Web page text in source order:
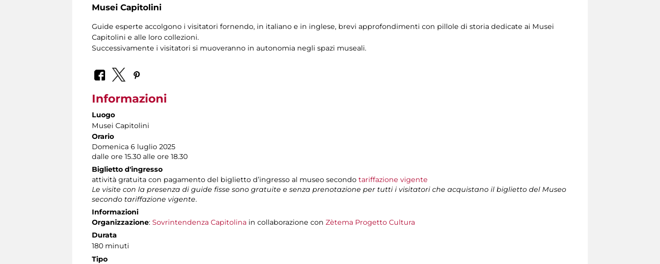
Musei Capitolini
Guide esperte accolgono i visitatori fornendo, in italiano e in inglese, brevi approfondimenti con pillole di storia dedicate ai Musei
Capitolini e alle loro collezioni.
Successivamente i visitatori si muoveranno in autonomia negli spazi museali.
Informazioni
Luogo
Musei Capitolini
Orario
Domenica 6 luglio 2025
dalle ore 15.30 alle ore 18.30
Biglietto d'ingresso
attività gratuita con pagamento del biglietto d’ingresso al museo secondo tariffazione vigente
Le visite con la presenza di guide fisse sono gratuite e senza prenotazione per tutti i visitatori che acquistano il biglietto del Museo
secondo tariffazione vigente.
Informazioni
Organizzazione: Sovrintendenza Capitolina in collaborazione con Zètema Progetto Cultura
Durata
180 minuti
Tipo